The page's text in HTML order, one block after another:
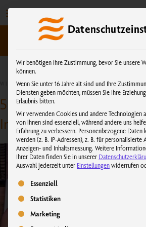
Inhalt
springen
kundenservice@physiotherm.com
WISSENSWERTES
5 Gründe, warum Sie
Infrarotkabine gehen
Wir benötigen Ihre Zustimmung, bevor Sie unsere
können.
Wenn Sie unter 16 Jahre alt sind und Ihre
Diensten geben möchten, müssen Sie Ihre
Erlaubnis bitten.
Wir verwenden Cookies und andere Technologien
von ihnen sind essenziell, während andere uns
Erfahrung zu verbessern. Personenbezogene Daten
werden (z. B. IP-Adressen), z. B. für personalisierte
Anzeigen- und Inhaltsmessung. Weitere
Ihrer Daten finden Sie in unserer
Auswahl jederzeit unter Einstellungenwiderrufen
Es folgt eine Liste der Service-Gruppen, für
Essenziell
Statistiken
Marketing